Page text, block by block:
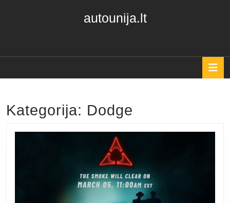
autounija.lt
Kategorija: Dodge